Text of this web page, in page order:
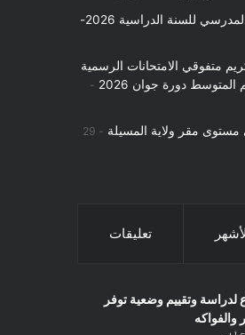
بلاغ حول رزنامة الدخول المدرسي للسنة الدراسية 2026-
متفوقي الامتحانات الرسمية
المتوسط دورة جوان 2026
مستوى مقر ولاية المسيلة
29
تعليقات
لدراسة وتقييم وضعية توفر
والفواكه